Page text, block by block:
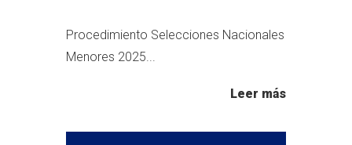
Procedimiento Selecciones Nacionales
Menores 2025...
Leer más